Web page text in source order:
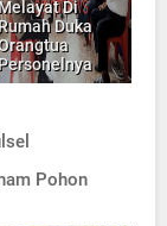
Di
Duka
Pohon